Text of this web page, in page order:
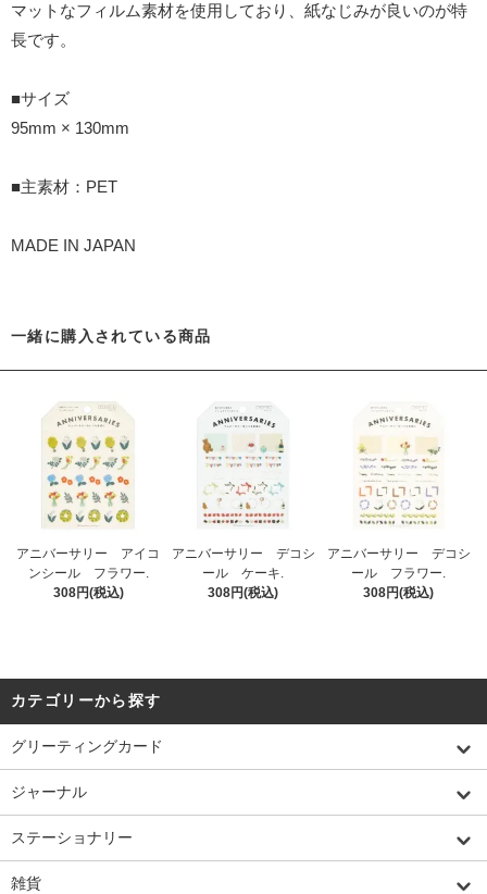
マットなフィルム素材を使用しており、紙なじみが良いのが特
長です。
■サイズ
95mm × 130mm
■主素材：PET
MADE IN JAPAN
一緒に購入されている商品
アニバーサリー アイコ
ンシール フラワー.
308円(税込)
アニバーサリー デコシ
ール ケーキ.
308円(税込)
アニバーサリー デコシ
ール フラワー.
308円(税込)
カテゴリーから探す
グリーティングカード
ジャーナル
ステーショナリー
雑貨